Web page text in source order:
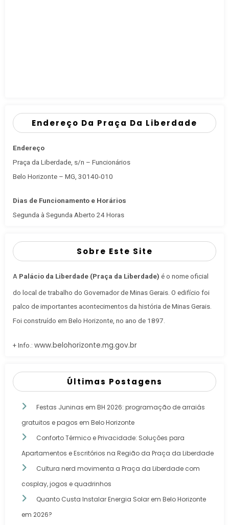
Endereço Da Praça Da Liberdade
Endereço
Praça da Liberdade, s/n – Funcionários
Belo Horizonte – MG, 30140-010
Dias de Funcionamento e Horários
Segunda à Segunda Aberto 24 Horas
Sobre Este Site
A Palácio da Liberdade (Praça da Liberdade) é o nome oficial
do local de trabalho do Governador de Minas Gerais . O edifício foi
palco de importantes acontecimentos da história de Minas Gerais.
Foi construído em Belo Horizonte, no ano de 1897.
+ Info.: www.belohorizonte.mg.gov.br
Últimas Postagens
Festas Juninas em BH 2026: programação de arraiás
gratuitos e pagos em Belo Horizonte
Conforto Térmico e Privacidade: Soluções para
Apartamentos e Escritórios na Região da Praça da Liberdade
Cultura nerd movimenta a Praça da Liberdade com
cosplay, jogos e quadrinhos
Quanto Custa Instalar Energia Solar em Belo Horizonte
em 2026?